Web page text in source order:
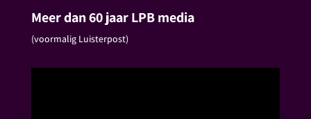
Meer dan 60 jaar LPB media
(voormalig Luisterpost)